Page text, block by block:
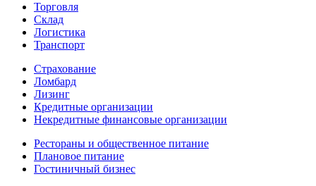
Торговля
Склад
Логистика
Транспорт
Страхование
Ломбард
Лизинг
Кредитные организации
Некредитные финансовые организации
Рестораны и общественное питание
Плановое питание
Гостиничный бизнес